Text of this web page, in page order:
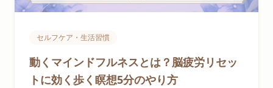
セルフケア・生活習慣
動くマインドフルネスとは？脳疲労リセッ
トに効く歩く瞑想5分のやり方